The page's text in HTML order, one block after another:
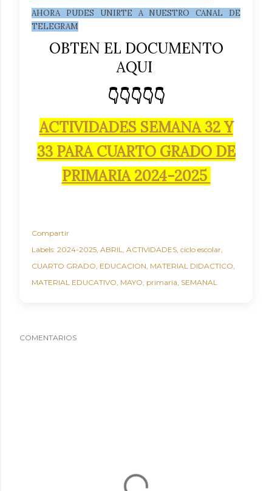
AHORA PUDES UNIRTE A NUESTRO CANAL DE
TELEGRAM
OBTEN EL DOCUMENTO
AQUI
👇👇👇👇👇
ACTIVIDADES SEMANA 32 Y
33 PARA CUARTO GRADO DE
PRIMARIA 2024-2025
Compartir
Labels: 2024-2025 ABRIL ACTIVIDADES ciclo escolar
CUARTO GRADO EDUCACION MATERIAL DIDACTICO
MATERIAL EDUCATIVO MAYO primaria SEMANAL
COMENTARIOS